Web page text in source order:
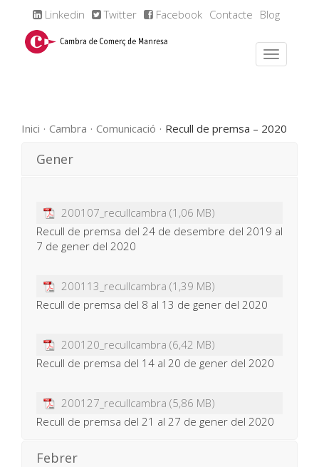
Linkedin Twitter Facebook Contacte Blog
Inici Cambra Comunicació Recull de premsa – 2020
Gener
200107_recullcambra
Recull de premsa del 24 de desembre del 2019 al
7 de gener del 2020
200113_recullcambra
Recull de premsa del 8 al 13 de gener del 2020
200120_recullcambra
Recull de premsa del 14 al 20 de gener del 2020
200127_recullcambra
Recull de premsa del 21 al 27 de gener del 2020
Febrer